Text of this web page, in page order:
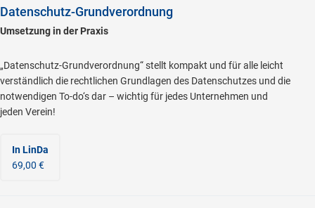
Datenschutz-Grundverordnung
Umsetzung in der Praxis
„Datenschutz-Grundverordnung“ stellt kompakt und für alle leicht
verständlich die rechtlichen Grundlagen des Datenschutzes und die
notwendigen To-do‘s dar – wichtig für jedes Unternehmen und
jeden Verein!
In LinDa
69,00 €